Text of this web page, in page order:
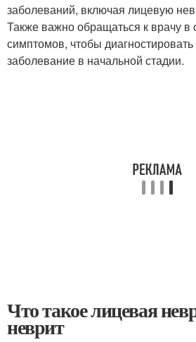
заболеваний, включая лицевую
Также важно обращаться к врачу в
симптомов, чтобы диагностировать
заболевание в начальной стадии.
Что такое лицевая
неврит